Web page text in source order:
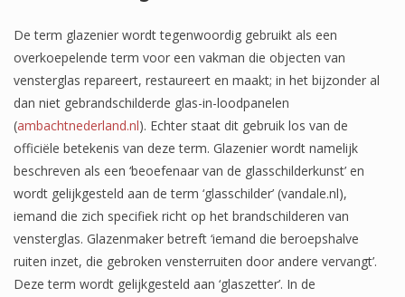
Uitwerking: Zutphen-Dieserstraat, 1583-1600
Uitwerking: Oldenzaal-Boterstraat, 1650-1700
Quickscan: Groenlo-Nieuwstad, 1650-1800
Quickscan: Groenlo-Notenboomstraat, 1700-
1750
Wapenschilden
Mensfiguren
De term glazenier wordt tegenwoordig gebruikt als een
overkoepelende term voor een vakman die objecten van
vensterglas repareert, restaureert en maakt; in het bijzonder al
dan niet gebrandschilderde glas-in-loodpanelen
(ambachtnederland.nl). Echter staat dit gebruik los van de
officiële betekenis van deze term. Glazenier wordt namelijk
beschreven als een ‘beoefenaar van de glasschilderkunst’ en
wordt gelijkgesteld aan de term ‘glasschilder’ (vandale.nl),
iemand die zich specifiek richt op het brandschilderen van
vensterglas. Glazenmaker betreft ‘iemand die beroepshalve
ruiten inzet, die gebroken vensterruiten door andere vervangt’.
Deze term wordt gelijkgesteld aan ‘glaszetter’. In de